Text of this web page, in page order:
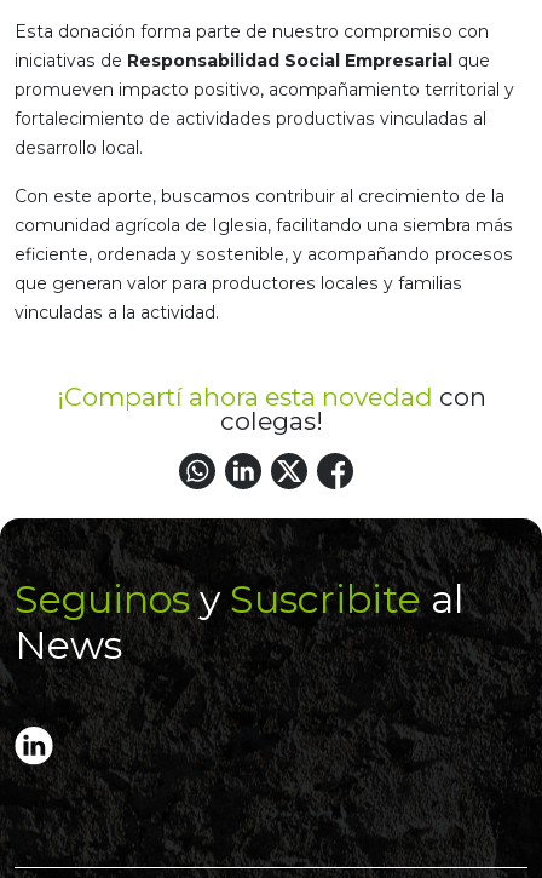
Esta donación forma parte de nuestro compromiso con
iniciativas de Responsabilidad Social Empresarial que
promueven impacto positivo, acompañamiento territorial y
fortalecimiento de actividades productivas vinculadas al
desarrollo local.
Con este aporte, buscamos contribuir al crecimiento de la
comunidad agrícola de Iglesia, facilitando una siembra más
eficiente, ordenada y sostenible, y acompañando procesos
que generan valor para productores locales y familias
vinculadas a la actividad.
¡Compartí ahora esta novedad con
colegas!
Seguinosy Suscribiteal
News